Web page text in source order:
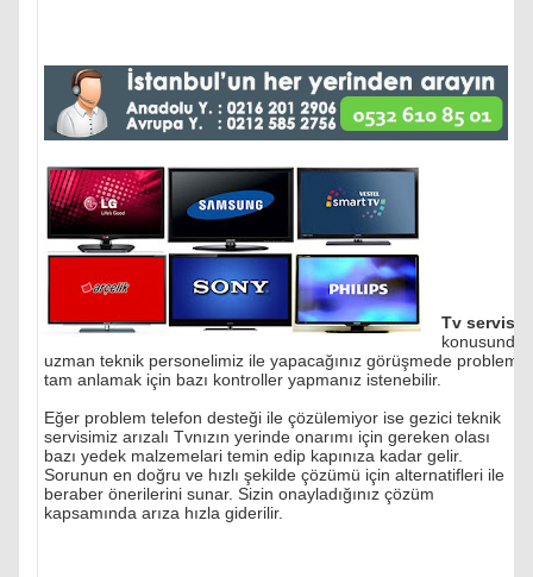
Tv servisi
konusunda
uzman teknik personelimiz ile yapacağınız görüşmede problemi
tam anlamak için bazı kontroller yapmanız istenebilir.
Eğer problem telefon desteği ile çözülemiyor ise gezici teknik
servisimiz arızalı Tvnızın yerinde onarımı için gereken olası
bazı yedek malzemelari temin edip kapınıza kadar gelir.
Sorunun en doğru ve hızlı şekilde çözümü için alternatifleri ile
beraber önerilerini sunar. Sizin onayladığınız çözüm
kapsamında arıza hızla giderilir.